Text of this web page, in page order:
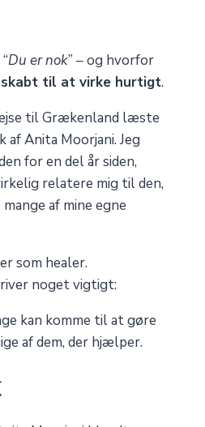
Du er nok” – og hvorfor
til at virke hurtigt.
til Grækenland læste
af Anita Moorjani. Jeg
for en del år siden,
relatere mig til den,
af mine egne
som healer.
noget vigtigt:
kan komme til at gøre
af dem, der hjælper.